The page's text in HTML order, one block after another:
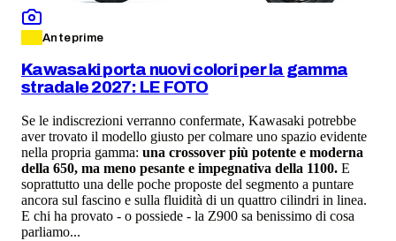
Anteprime
Kawasaki porta nuovi colori per la gamma
stradale 2027: LE FOTO
Se le indiscrezioni verranno confermate, Kawasaki potrebbe
aver trovato il modello giusto per colmare uno spazio evidente
nella propria gamma: una crossover più potente e moderna
della 650, ma meno pesante e impegnativa della 1100. E
soprattutto una delle poche proposte del segmento a puntare
ancora sul fascino e sulla fluidità di un quattro cilindri in linea.
E chi ha provato - o possiede - la Z900 sa benissimo di cosa
parliamo...